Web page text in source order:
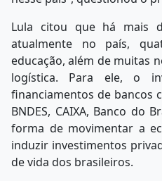
Lula citou que há mais
atualmente no país,
educação, além de muitas
logística. Para ele, o
financiamentos de bancos
BNDES, CAIXA, Banco do
forma de movimentar a
induzir investimentos
de vida dos brasileiros.